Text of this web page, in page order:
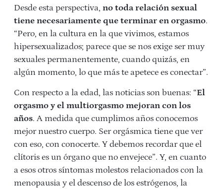
Desde esta perspectiva, no toda relación sexual
tiene necesariamente que terminar en orgasmo.
“Pero, en la cultura en la que vivimos, estamos
hipersexualizados; parece que se nos exige ser muy
sexuales permanentemente, cuando quizás, en
algún momento, lo que más te apetece es conectar”.
Con respecto a la edad, las noticias son buenas: “El
orgasmo y el multiorgasmo mejoran con los
años. A medida que cumplimos años conocemos
mejor nuestro cuerpo. Ser orgásmica tiene que ver
con eso, con conocerte. Y debemos recordar que el
clítoris es un órgano que no envejece”. Y, en cuanto
a esos otros síntomas molestos relacionados con la
menopausia y el descenso de los estrógenos, la